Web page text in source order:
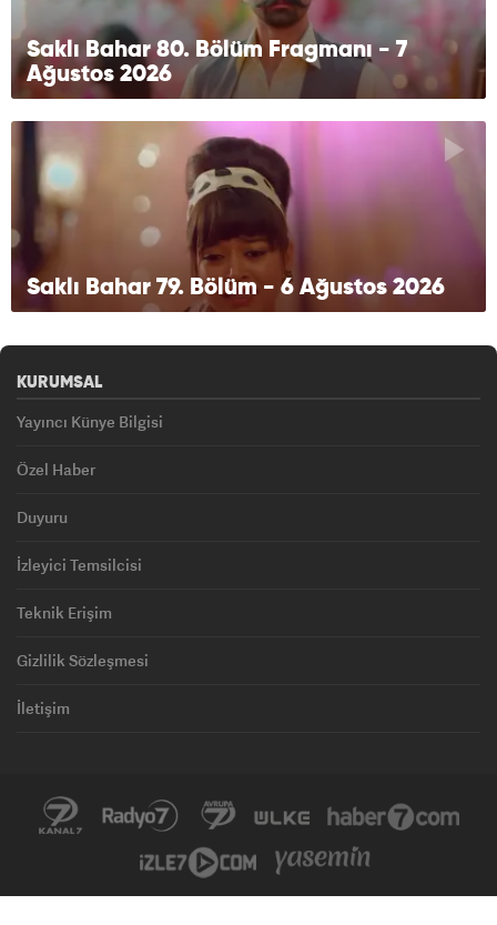
Saklı Bahar 80. Bölüm Fragmanı - 7
Ağustos 2026
Saklı Bahar 79. Bölüm - 6 Ağustos 2026
KURUMSAL
Yayıncı Künye Bilgisi
Özel Haber
Duyuru
İzleyici Temsilcisi
Teknik Erişim
Gizlilik Sözleşmesi
İletişim